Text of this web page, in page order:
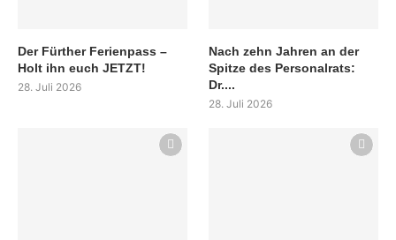
Der Fürther Ferienpass –
Holt ihn euch JETZT!
28. Juli 2026
Nach zehn Jahren an der
Spitze des Personalrats:
Dr....
28. Juli 2026